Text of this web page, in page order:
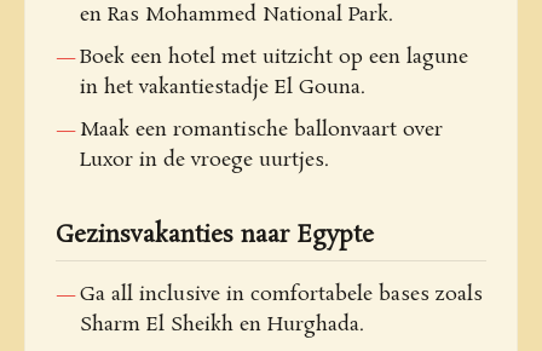
en Ras Mohammed National Park.
Boek een hotel met uitzicht op een lagune
in het vakantiestadje El Gouna.
Maak een romantische ballonvaart over
Luxor in de vroege uurtjes.
Gezinsvakanties naar Egypte
Ga all inclusive in comfortabele bases zoals
Sharm El Sheikh en Hurghada.